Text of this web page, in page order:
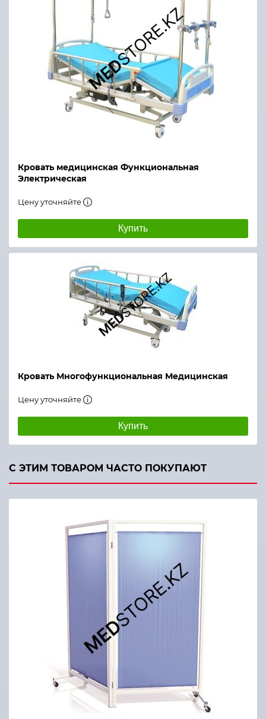
Кровать медицинская Функциональная
Электрическая
Цену уточняйте
Купить
Кровать Многофункциональная Медицинская
Цену уточняйте
Купить
С ЭТИМ ТОВАРОМ ЧАСТО ПОКУПАЮТ